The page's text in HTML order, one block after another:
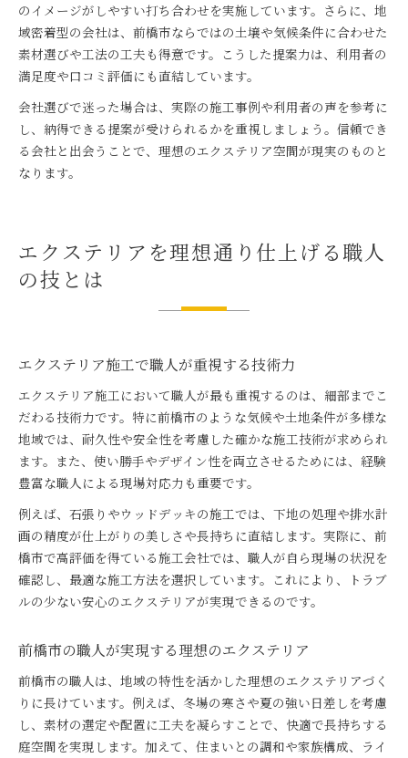
のイメージがしやすい打ち合わせを実施しています。さらに、地
域密着型の会社は、前橋市ならではの土壌や気候条件に合わせた
素材選びや工法の工夫も得意です。こうした提案力は、利用者の
満足度や口コミ評価にも直結しています。
会社選びで迷った場合は、実際の施工事例や利用者の声を参考に
し、納得できる提案が受けられるかを重視しましょう。信頼でき
る会社と出会うことで、理想のエクステリア空間が現実のものと
なります。
エクステリアを理想通り仕上げる職人
の技とは
エクステリア施工で職人が重視する技術力
エクステリア施工において職人が最も重視するのは、細部までこ
だわる技術力です。特に前橋市のような気候や土地条件が多様な
地域では、耐久性や安全性を考慮した確かな施工技術が求められ
ます。また、使い勝手やデザイン性を両立させるためには、経験
豊富な職人による現場対応力も重要です。
例えば、石張りやウッドデッキの施工では、下地の処理や排水計
画の精度が仕上がりの美しさや長持ちに直結します。実際に、前
橋市で高評価を得ている施工会社では、職人が自ら現場の状況を
確認し、最適な施工方法を選択しています。これにより、トラブ
ルの少ない安心のエクステリアが実現できるのです。
前橋市の職人が実現する理想のエクステリア
前橋市の職人は、地域の特性を活かした理想のエクステリアづく
りに長けています。例えば、冬場の寒さや夏の強い日差しを考慮
し、素材の選定や配置に工夫を凝らすことで、快適で長持ちする
庭空間を実現します。加えて、住まいとの調和や家族構成、ライ